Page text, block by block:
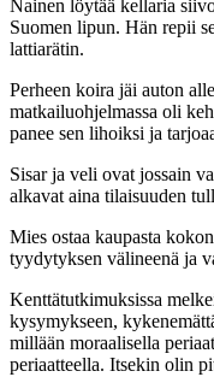
Nainen löytää kellaria
Suomen lipun. Hän repii
lattiarätin.
Perheen koira jäi auton
matkailuohjelmassa oli
panee sen lihoiksi ja
Sisar ja veli ovat jossain
alkavat aina tilaisuuden
Mies ostaa kaupasta
tyydytyksen välineenä ja
Kenttätutkimuksissa
kysymykseen,
millään moraalisella
periaatteella. Itsekin olin